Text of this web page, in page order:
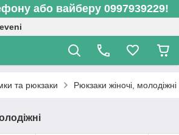
або вайберу 0997939229!
та рюкзаки Рюкзаки жіночі, молодіжні